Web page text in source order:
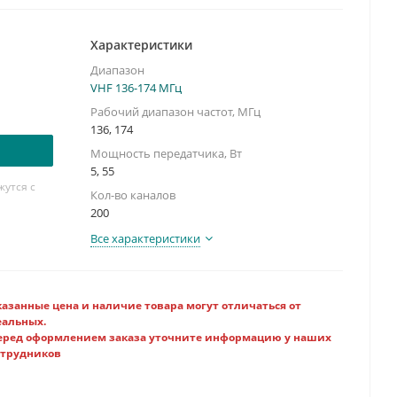
25 50 100
с
Характеристики
Диапазон
VHF 136-174 МГц
Рабочий диапазон частот, МГц
136, 174
Мощность передатчика, Вт
5, 55
Кол-во каналов
200
Все характеристики
цена и наличие товара могут отличаться от
оформлением заказа уточните информацию у наших